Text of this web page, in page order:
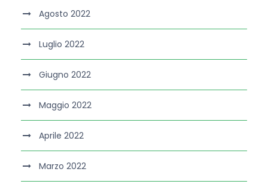
Agosto 2022
Luglio 2022
Giugno 2022
Maggio 2022
Aprile 2022
Marzo 2022